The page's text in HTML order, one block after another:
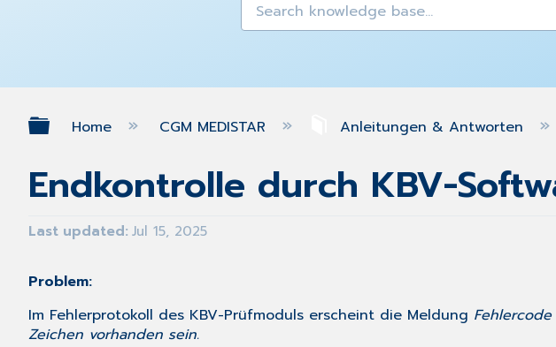
Expand/collapse global hierarchy
Home CGM MEDISTAR Anleitungen & Antworten
Endkontrolle durch KBV-
Last updated Jul 15, 2025
Problem:
Im Fehlerprotokoll des KBV-Prüfmoduls erscheint die Meldung
Zeichen vorhanden sein.